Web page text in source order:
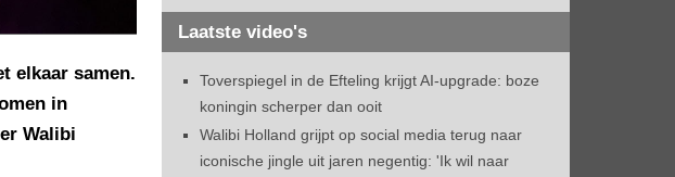
elkaar samen.
in
Walibi
Laatste video's
Toverspiegel in de Efteling krijgt AI-upgrade: boze
koningin scherper dan ooit
Walibi Holland grijpt op social media terug naar
iconische jingle uit jaren negentig: 'Ik wil naar